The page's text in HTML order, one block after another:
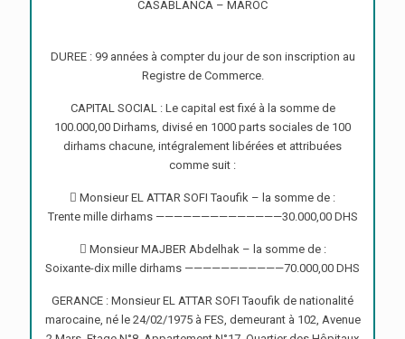
CASABLANCA – MAROC
DUREE : 99 années à compter du jour de son inscription au
Registre de Commerce.
CAPITAL SOCIAL : Le capital est fixé à la somme de
100.000,00 Dirhams, divisé en 1000 parts sociales de 100
dirhams chacune, intégralement libérées et attribuées
comme suit :
 Monsieur EL ATTAR SOFI Taoufik – la somme de :
Trente mille dirhams ——————————————30.000,00 DHS
 Monsieur MAJBER Abdelhak – la somme de :
Soixante-dix mille dirhams ———————————70.000,00 DHS
GERANCE : Monsieur EL ATTAR SOFI Taoufik de nationalité
marocaine, né le 24/02/1975 à FES, demeurant à 102, Avenue